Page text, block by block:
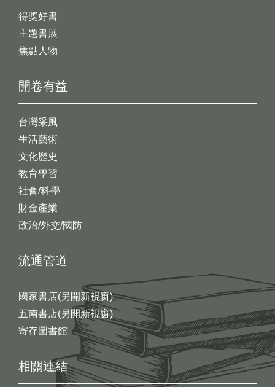
開卷有益
台灣采風
生活藝術
文化歷史
教育學習
社會/科學
財金產業
政治/外交/國防
得獎好書
主題書展
焦點人物
流通管道
國家書店(另開新視窗)
五南書店(另開新視窗)
寄存圖書館
相關連結